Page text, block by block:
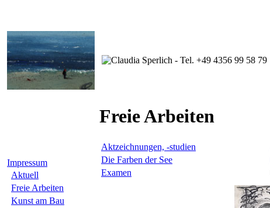
Impressum
Aktuell
Freie Arbeiten
Kunst am Bau
Freie Arbeiten
Aktzeichnungen, -studien
Die Farben der See
Examen